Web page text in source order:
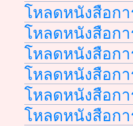
โหลดหนังสือกา
โหลดหนังสือกา
โหลดหนังสือกา
โหลดหนังสือกา
โหลดหนังสือกา
โหลดหนังสือกา